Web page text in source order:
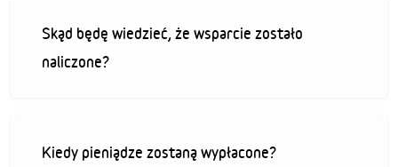
Skąd będę wiedzieć, że wsparcie zostało
naliczone?
Kiedy pieniądze zostaną wypłacone?